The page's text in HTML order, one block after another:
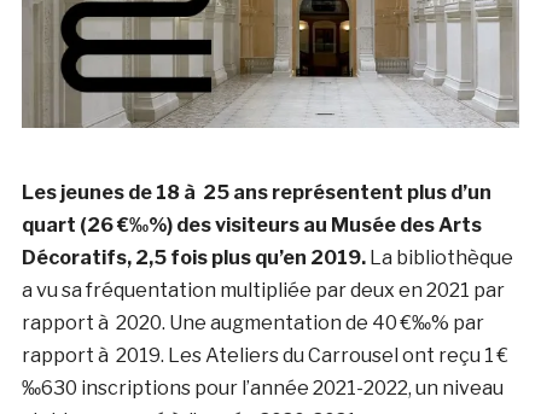
Les jeunes de 18 à 25 ans représentent plus d’un
quart (26 €‰%) des visiteurs au Musée des Arts
Décoratifs, 2,5 fois plus qu’en 2019.La bibliothèque
a vu sa fréquentation multipliée par deux en 2021 par
rapport à 2020. Une augmentation de 40 €‰% par
rapport à 2019. Les Ateliers du Carrousel ont reçu 1 €
‰630 inscriptions pour l’année 2021-2022, un niveau